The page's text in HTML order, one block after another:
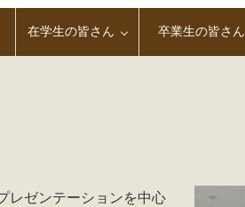
在学生の皆さん 卒業生の皆さん
レゼンテーションを中心